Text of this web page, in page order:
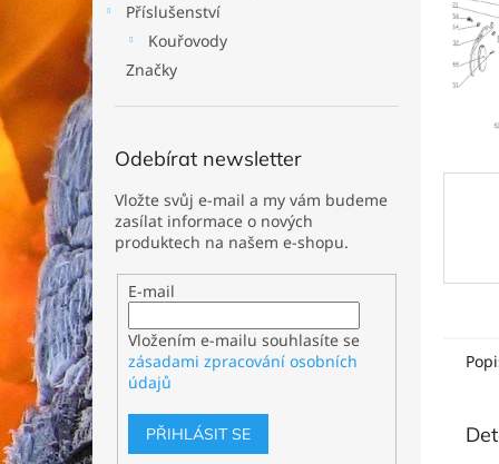
l
Příslušenství
Kouřovody
Značky
Odebírat newsletter
Vložte svůj e-mail a my vám budeme
zasílat informace o nových
produktech na našem e-shopu.
E-mail
Vložením e-mailu souhlasíte se
zásadami zpracování osobních
údajů
PŘIHLÁSIT SE